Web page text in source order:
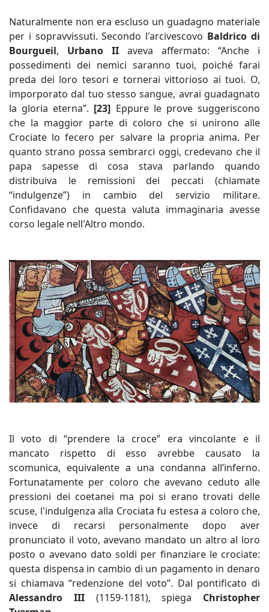
Naturalmente non era escluso un guadagno materiale
per i sopravvissuti. Secondo l'arcivescovo Baldrico di
Bourgueil, Urbano II aveva affermato: “Anche i
possedimenti dei nemici saranno tuoi, poiché farai
preda dei loro tesori e tornerai vittorioso ai tuoi. O,
imporporato dal tuo stesso sangue, avrai guadagnato
la gloria eterna”. [23] Eppure le prove suggeriscono
che la maggior parte di coloro che si unirono alle
Crociate lo fecero per salvare la propria anima. Per
quanto strano possa sembrarci oggi, credevano che il
papa sapesse di cosa stava parlando quando
distribuiva le remissioni dei peccati (chiamate
“indulgenze”) in cambio del servizio militare.
Confidavano che questa valuta immaginaria avesse
corso legale nell'Altro mondo.
Il voto di “prendere la croce” era vincolante e il
mancato rispetto di esso avrebbe causato la
scomunica, equivalente a una condanna all’inferno.
Fortunatamente per coloro che avevano ceduto alle
pressioni dei coetanei ma poi si erano trovati delle
scuse, l'indulgenza alla Crociata fu estesa a coloro che,
invece di recarsi personalmente dopo aver
pronunciato il voto, avevano mandato un altro al loro
posto o avevano dato soldi per finanziare le crociate:
questa dispensa in cambio di un pagamento in denaro
si chiamava “redenzione del voto”. Dal pontificato di
Alessandro III(1159-1181), spiega Christopher